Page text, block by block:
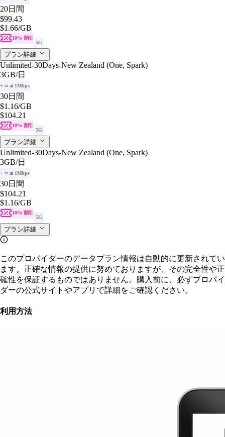
20日間
$99.43
$1.66/GB
10% 割引
5G
プラン詳細
Unlimited-30Days-New Zealand (One, Spark)
3GB/日
+ ∞ at 1Mbps
30日間
$1.16/GB
$104.21
10% 割引
5G
プラン詳細
Unlimited-30Days-New Zealand (One, Spark)
3GB/日
+ ∞ at 1Mbps
30日間
$104.21
$1.16/GB
10% 割引
5G
プラン詳細
このプロバイダーのデータプラン情報は自動的に更新されてい
ます。正確な情報の提供に努めておりますが、その完全性や正
確性を保証するものではありません。購入前に、必ずプロバイ
ダーの公式サイトやアプリで詳細をご確認ください。
利用方法